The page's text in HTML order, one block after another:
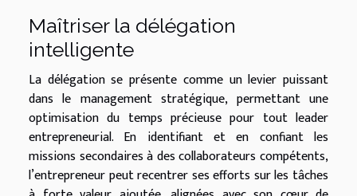
Maîtriser la délégation
intelligente
La délégation se présente comme un levier puissant
dans le management stratégique, permettant une
optimisation du temps précieuse pour tout leader
entrepreneurial. En identifiant et en confiant les
missions secondaires à des collaborateurs compétents,
l’entrepreneur peut recentrer ses efforts sur les tâches